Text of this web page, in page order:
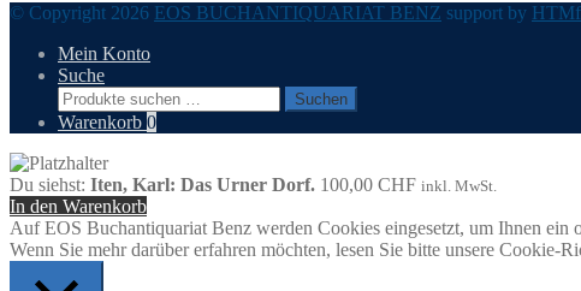
© Copyright 2026 EOS BUCHANTIQUARIAT BENZ support by
Mein Konto
Suche
Suchen
nach:
Suchen
Warenkorb 0
Du siehst: Iten, Karl: Das Urner Dorf. 100,00 CHF inkl. MwSt.
In den Warenkorb
Auf EOS Buchantiquariat Benz werden Cookies eingesetzt, um Ihnen ein
Wenn Sie mehr darüber erfahren möchten, lesen Sie bitte unsere Cookie-